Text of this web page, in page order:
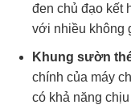
đen chủ đạo kết
với nhiều không
Khung sườn
chính của máy
có khả năng